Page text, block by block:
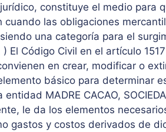
constituye el medio para
las obligaciones
una categoría para el
Código Civil en el artículo
en crear, modificar o
básico para determinar
MADRE CACAO,
le da los elementos
gastos y costos derivados de